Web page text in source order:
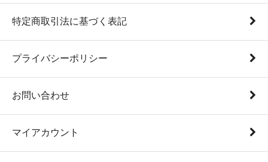
特定商取引法に基づく表記
プライバシーポリシー
お問い合わせ
マイアカウント